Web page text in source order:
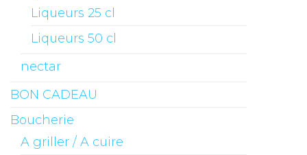
Liqueurs 25 cl
Liqueurs 50 cl
nectar
BON CADEAU
Boucherie
A griller / A cuire